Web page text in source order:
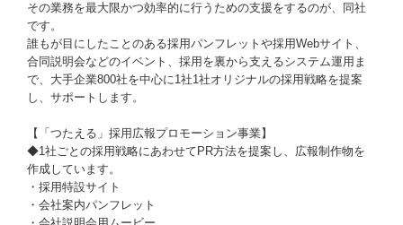
その業務を最大限かつ効率的に行うための支援をするのが、同社
です。
誰もが目にしたことのある採用パンフレットや採用Webサイト、
合同説明会などのイベント、採用を裏から支えるシステム運用ま
で、大手企業800社を中心に1社1社オリジナルの採用戦略を提案
し、サポートします。
【「つたえる」採用広報プロモーション事業】
◆1社ごとの採用戦略にあわせてPR方法を提案し、広報制作物を
作成しています。
・採用特設サイト
・会社案内パンフレット